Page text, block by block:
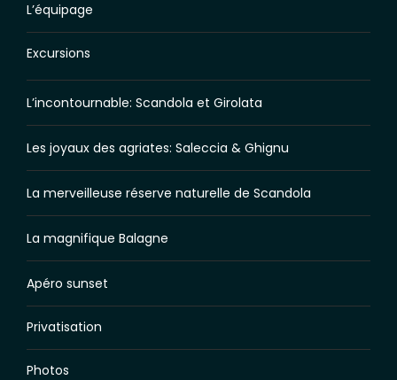
L’équipage
Excursions
L’incontournable: Scandola et Girolata
Les joyaux des agriates: Saleccia & Ghignu
La merveilleuse réserve naturelle de Scandola
La magnifique Balagne
Apéro sunset
Privatisation
Photos